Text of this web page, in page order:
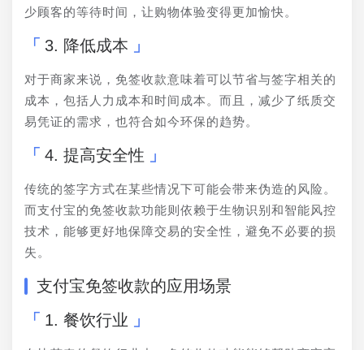
少顾客的等待时间，让购物体验变得更加愉快。
3. 降低成本
对于商家来说，免签收款意味着可以节省与签字相关的
成本，包括人力成本和时间成本。而且，减少了纸质交
易凭证的需求，也符合如今环保的趋势。
4. 提高安全性
传统的签字方式在某些情况下可能会带来伪造的风险。
而支付宝的免签收款功能则依赖于生物识别和智能风控
技术，能够更好地保障交易的安全性，避免不必要的损
失。
支付宝免签收款的应用场景
1. 餐饮行业